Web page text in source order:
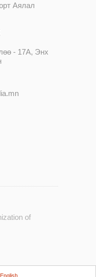
Аялал
- 17А, Энх
of